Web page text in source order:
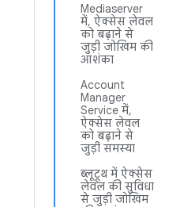
Mediaserver
में, ऐक्सेस लेवल
को बढ़ाने से
जुड़ी जोखिम की
आशंका
Account
Manager
Service में,
ऐक्सेस लेवल
को बढ़ाने से
जुड़ी समस्या
ब्लूटूथ में ऐक्सेस
लेवल की सुविधा
से जुड़ी जोखिम